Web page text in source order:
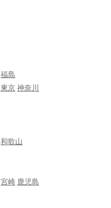
福島
東京 神奈川
和歌山
宮崎 鹿児島